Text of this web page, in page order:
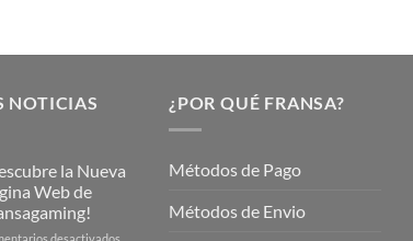
NOTICIAS
la Nueva
Web de
desactivados
¿POR QUÉ FRANSA?
Métodos de Pago
Métodos de Envio